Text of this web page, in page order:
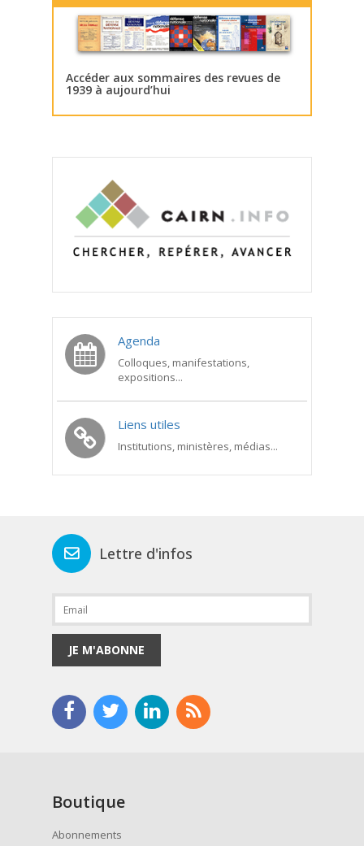
Accéder aux sommaires des revues de
1939 à aujourd’hui
Agenda
Colloques, manifestations,
expositions...
Liens utiles
Institutions, ministères, médias...
Lettre d'infos
JE M'ABONNE
Boutique
Abonnements